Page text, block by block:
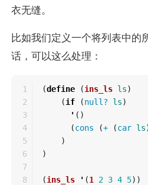
衣无缝。
比如我们定义一个将列表中的
话，可以这么处理：
1
2
3
4
5
6
7
8
(define (ins_ls ls)
(if (null? ls)
' ()
(cons (+ (car ls
)
)
(ins_ls ' (1 2 3 4 5))